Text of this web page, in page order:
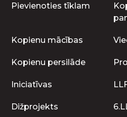
Pievienoties tīklam
Kopienu mācības
Kopienu persilāde
Iniciatīvas
Dižprojekts